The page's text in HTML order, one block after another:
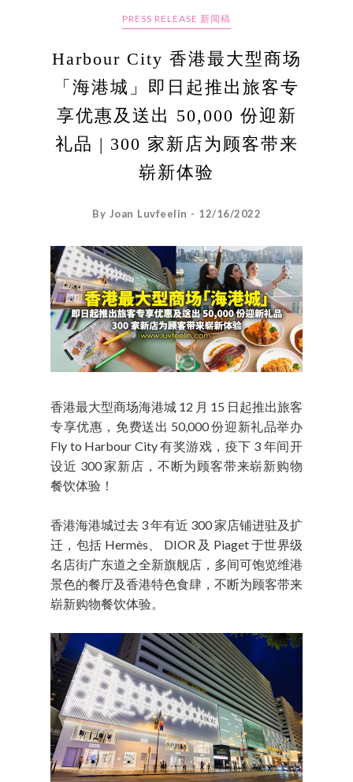
PRESS RELEASE 新闻稿
Harbour City 香港最大型商场
「海港城」即日起推出旅客专
享优惠及送出 50,000 份迎新
礼品 | 300 家新店为顾客带来
崭新体验
By Joan Luvfeelin - 12/16/2022
香港最大型商场海港城 12 月 15 日起推出旅客
专享优惠，免费送出 50,000 份迎新礼品举办
Fly to Harbour City 有奖游戏，疫下 3 年间开
设近 300 家新店，不断为顾客带来崭新购物
餐饮体验！
香港海港城过去 3 年有近 300 家店铺进驻及扩
迁，包括 Hermès、 DIOR 及 Piaget 于世界级
名店街广东道之全新旗舰店，多间可饱览维港
景色的餐厅及香港特色食肆，不断为顾客带来
崭新购物餐饮体验。